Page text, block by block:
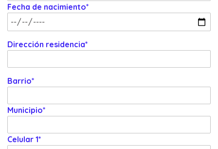
Fecha de nacimiento*
Dirección residencia*
Barrio*
Municipio*
Celular 1*